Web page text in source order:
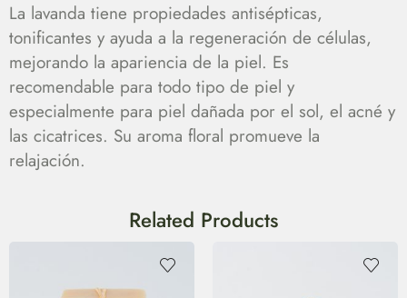
La lavanda tiene propiedades antisépticas,
tonificantes y ayuda a la regeneración de células,
mejorando la apariencia de la piel. Es
recomendable para todo tipo de piel y
especialmente para piel dañada por el sol, el acné y
las cicatrices. Su aroma floral promueve la
relajación.
Related Products